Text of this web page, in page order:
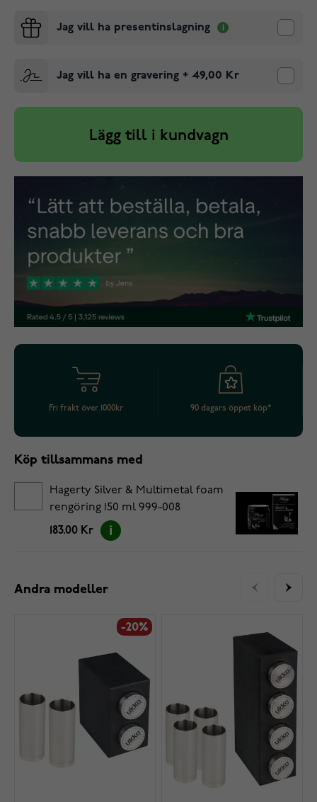
Jag vill ha presentinslagning
Jag vill ha en gravering + 49,00 Kr
Lägg till i kundvagn
Fri frakt över 1000kr 90 dagars öppet köp*
Köp tillsammans med
Hagerty Silver & Multimetal foam
rengöring 150 ml 999-008
183.00 Kr
Andra modeller
-20%